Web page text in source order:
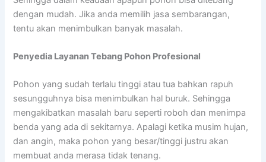
dengan mudah. Jika anda memilih jasa sembarangan,
tentu akan menimbulkan banyak masalah.
Penyedia Layanan Tebang Pohon Profesional
Pohon yang sudah terlalu tinggi atau tua bahkan rapuh
sesungguhnya bisa menimbulkan hal buruk. Sehingga
mengakibatkan masalah baru seperti roboh dan menimpa
benda yang ada di sekitarnya. Apalagi ketika musim hujan,
dan angin, maka pohon yang besar/tinggi justru akan
membuat anda merasa tidak tenang.